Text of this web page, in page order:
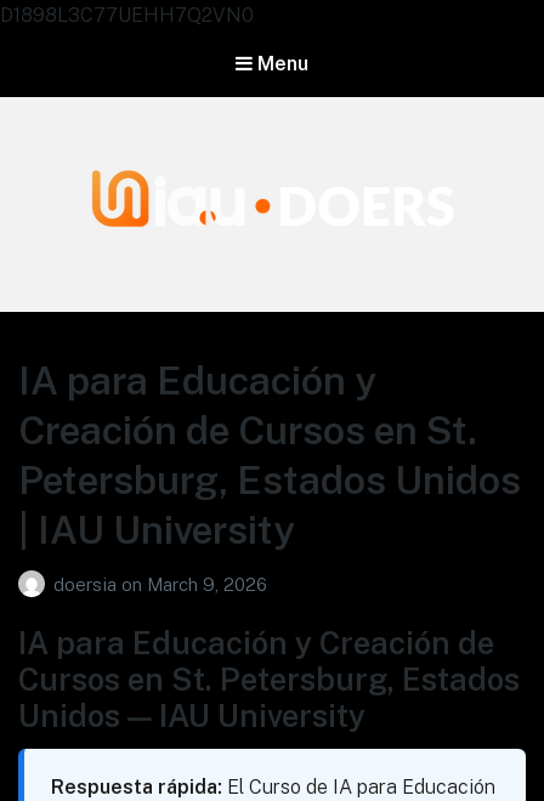
D1898L3C77UEHH7Q2VN0
Menu
IA para Educación y
Creación de Cursos en St.
Petersburg, Estados Unidos
| IAU University
doersia on March 9, 2026
IA para Educación y Creación de
Cursos en St. Petersburg, Estados
Unidos — IAU University
Respuesta rápida: El Curso de IA para Educación